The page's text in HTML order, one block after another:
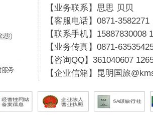
【业务联系】思思 贝贝
【客服电话】0871-3582271
【联系手机】15887830008
【业务传真】0871-
【咨询QQ】 361040607
【企业信箱】昆明国旅